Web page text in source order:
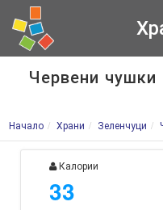
Червени чушки
Начало Храни Зеленчуци
Калории
33